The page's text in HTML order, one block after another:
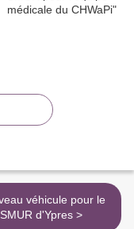
véhicule pour le
SMUR d'Ypres >